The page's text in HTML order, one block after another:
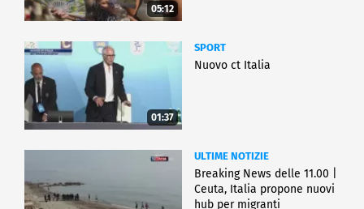
05:12
01:37
SPORT
Nuovo ct Italia
ULTIME NOTIZIE
Breaking News delle 11.00 |
Ceuta, Italia propone nuovi
hub per migranti